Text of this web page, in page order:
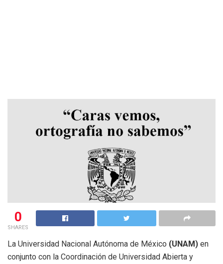
0
SHARES
La Universidad Nacional Autónoma de México (UNAM) en
conjunto con la Coordinación de Universidad Abierta y